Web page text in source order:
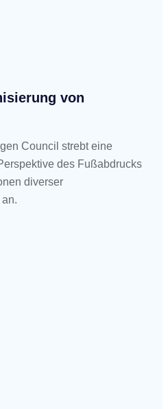
von
Council strebt eine
des Fußabdrucks
diverser